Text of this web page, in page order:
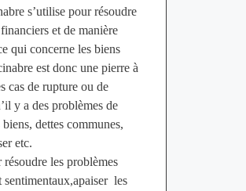
s’utilise pour résoudre
et de manière
qui concerne les biens
est donc une pierre à
cas de rupture ou de
y a des problèmes de
dettes communes,
etc.
résoudre les problèmes
sentimentaux,apaiser les